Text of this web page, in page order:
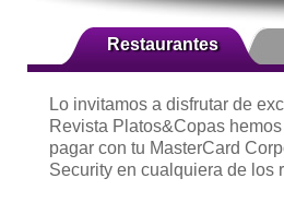
Restaurantes
Lo invitamos a disfrutar de
Revista Platos&Copas
pagar con tu MasterCard
Security en cualquiera de los